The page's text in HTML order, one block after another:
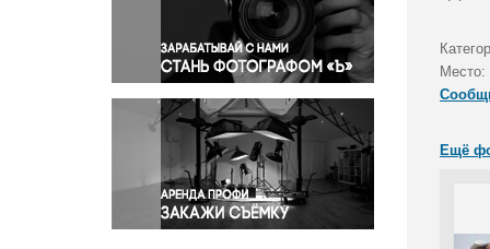
Правосудие
Происшествия и конфликты
Религия
Светская жизнь
Спорт
Экология
Экономика и бизнес
Место:
Ещё